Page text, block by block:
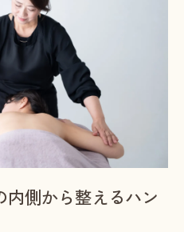
側から整えるハン